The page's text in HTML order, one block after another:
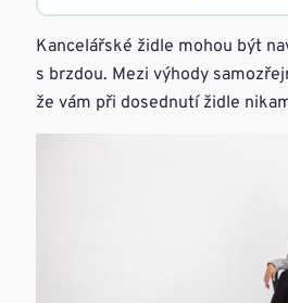
Kancelářské židle mohou být
s brzdou. Mezi výhody
že vám při dosednutí židle